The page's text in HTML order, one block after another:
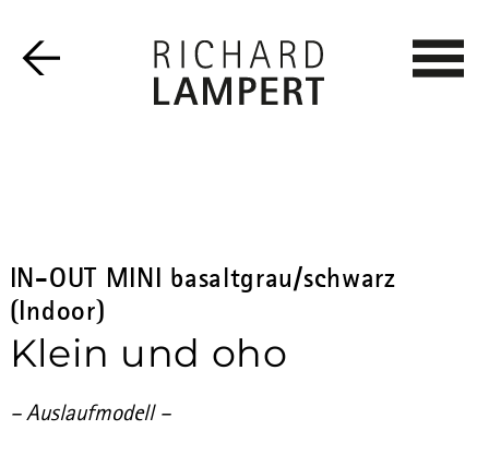
IN-OUT MINI basaltgrau/schwarz
(Indoor)
Klein und oho
– Auslaufmodell –